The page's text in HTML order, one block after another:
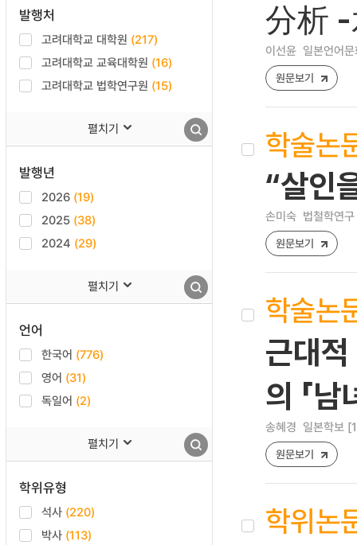
발행처
고려대학교 대학원 (217)
고려대학교 교육대학원 (16)
고려대학교 법학연구원 (15)
펼치기
발행년
2026 (19)
2025 (38)
2024 (29)
펼치기
언어
한국어 (776)
영어 (31)
독일어 (2)
펼치기
학위유형
석사 (220)
박사 (113)
分析
이선윤 일본언어
원문보기
학술논
“살인
손미숙 법철학연
원문보기
학술논
근대
의 「
송혜경 일본학보
원문보기
학위논